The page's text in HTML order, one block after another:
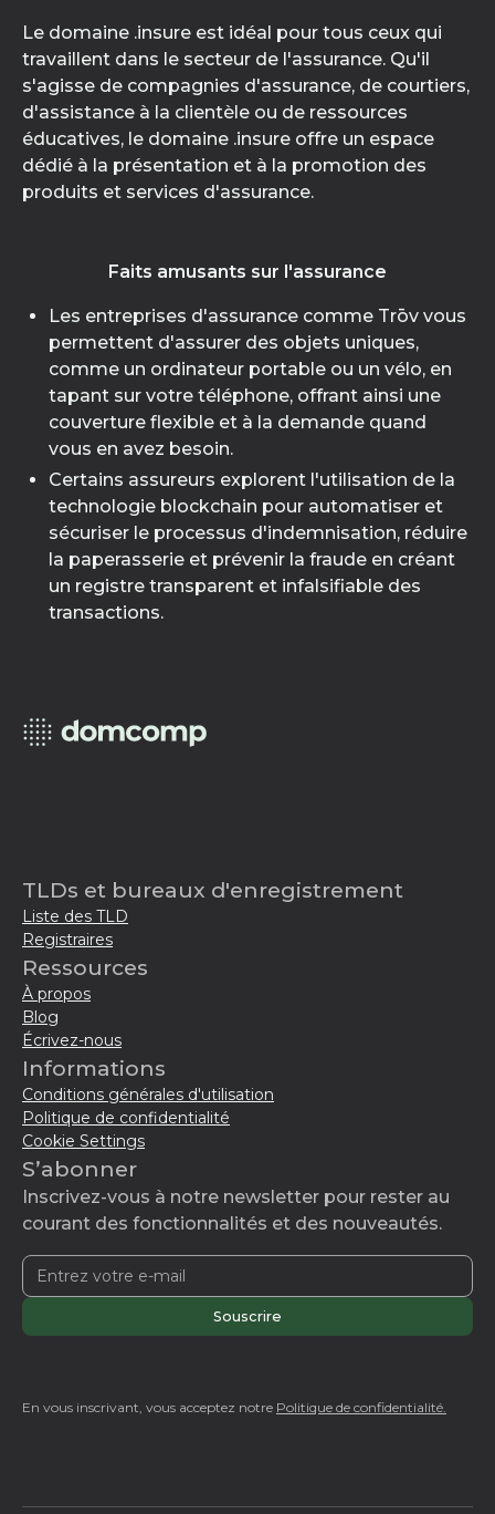
Le domaine .insure est idéal pour tous ceux qui
travaillent dans le secteur de l'assurance. Qu'il
s'agisse de compagnies d'assurance, de courtiers,
d'assistance à la clientèle ou de ressources
éducatives, le domaine .insure offre un espace
dédié à la présentation et à la promotion des
produits et services d'assurance.
Faits amusants sur l'assurance
Les entreprises d'assurance comme Trōv vous
permettent d'assurer des objets uniques,
comme un ordinateur portable ou un vélo, en
tapant sur votre téléphone, offrant ainsi une
couverture flexible et à la demande quand
vous en avez besoin.
Certains assureurs explorent l'utilisation de la
technologie blockchain pour automatiser et
sécuriser le processus d'indemnisation, réduire
la paperasserie et prévenir la fraude en créant
un registre transparent et infalsifiable des
transactions.
TLDs et bureaux d'enregistrement
Liste des TLD
Registraires
Ressources
À propos
Blog
Écrivez-nous
Informations
Conditions générales d'utilisation
Politique de confidentialité
Cookie Settings
S’abonner
Inscrivez-vous à notre newsletter pour rester au
courant des fonctionnalités et des nouveautés.
En vous inscrivant, vous acceptez notre Politique de confidentialité.